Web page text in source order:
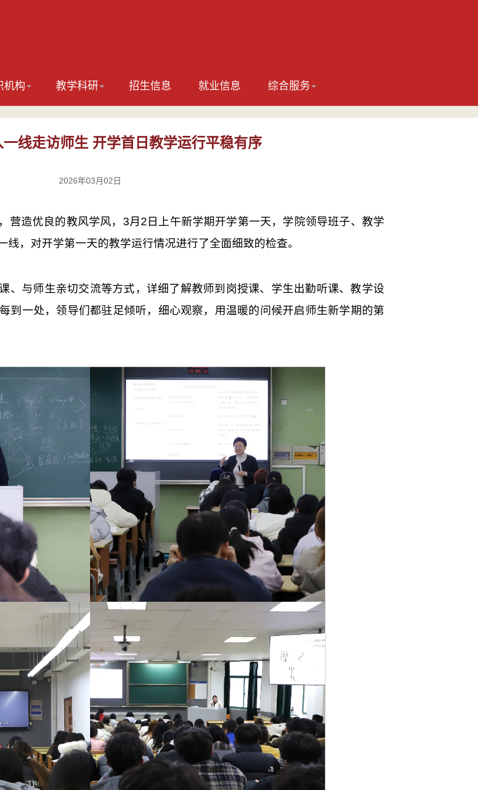
机构 教学科研 招生信息 就业信息 综合服务
线走访师生 开学首日教学运行平稳有序
2026年03月02日
营造优良的教风学风，3月2日上午新学期开学第一天，学院领导班子、教学
，对开学第一天的教学运行情况进行了全面细致的检查。
、与师生亲切交流等方式，详细了解教师到岗授课、学生出勤听课、教学设
到一处，领导们都驻足倾听，细心观察，用温暖的问候开启师生新学期的第